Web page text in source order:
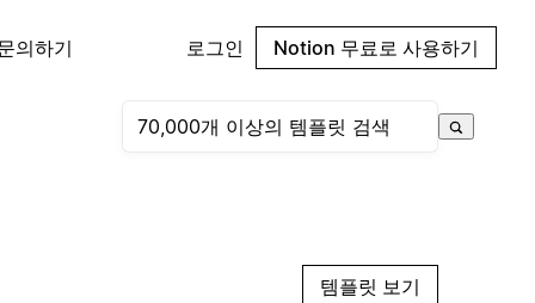
의하기 로그인 Notion 무료로 사용하기
템플릿 보기